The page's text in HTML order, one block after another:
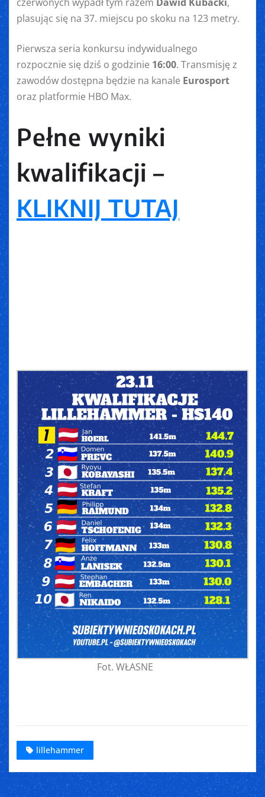
plasując się na 37. miejscu po skoku na 123 metry.
Pierwsza seria konkursu indywidualnego
rozpocznie się dziś o godzinie 16:00. Transmisję z
zawodów dostępna będzie na kanale Eurosport
oraz platformie HBO Max.
Pełne wyniki
kwalifikacji –
KLIKNIJ TUTAJ
Fot. WŁASNE
lillehammer